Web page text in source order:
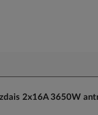
2x16A 3650W